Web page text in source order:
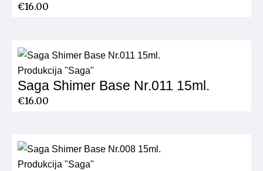
€16.00
Produkcija "Saga"
Saga Shimer Base Nr.011 15ml.
€16.00
Produkcija "Saga"